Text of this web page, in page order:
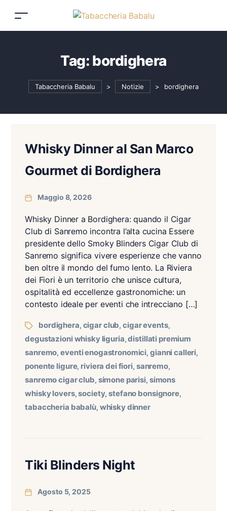
Tag: bordighera
Tabaccheria Babalu > Notizie > bordighera
Whisky Dinner al San Marco
Gourmet di Bordighera
Maggio 8, 2026
Whisky Dinner a Bordighera: quando il Cigar
Club di Sanremo incontra l’alta cucina Essere
presidente dello Smoky Blinders Cigar Club di
Sanremo significa vivere esperienze che vanno
ben oltre il mondo del fumo lento. La Riviera
dei Fiori è un territorio che unisce cultura,
ospitalità ed eccellenze gastronomiche: un
contesto ideale per eventi che intrecciano […]
bordighera, cigar club,cigar events,
degustazioni whisky liguria,distillati premium
sanremo,eventi enogastronomici,gianni calleri,
ponente ligure, riviera dei fiori, sanremo,
sanremo cigar club, simone parisi, simons
whisky lovers,society,stefano bonsignore,
tabaccheria babalù, whisky dinner
Tiki Blinders Night
Agosto 5, 2025